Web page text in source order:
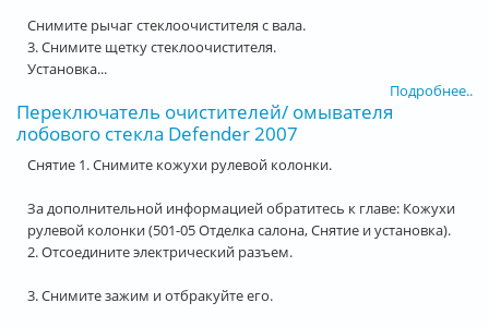
Снимите рычаг стеклоочистителя с вала.
3. Снимите щетку стеклоочистителя.
Установка...
Подробнее..
Переключатель очистителей/ омывателя
лобового стекла Defender 2007
Снятие 1. Снимите кожухи рулевой колонки.
За дополнительной информацией обратитесь к главе: Кожухи
рулевой колонки (501-05 Отделка салона, Снятие и установка).
2. Отсоедините электрический разъем.
3. Снимите зажим и отбракуйте его.